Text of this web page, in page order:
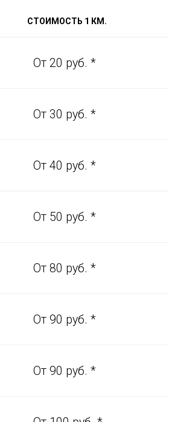
СТОИМОСТЬ 1 КМ.
От 20 руб. *
От 30 руб. *
От 40 руб. *
От 50 руб. *
От 80 руб. *
От 90 руб. *
От 90 руб. *